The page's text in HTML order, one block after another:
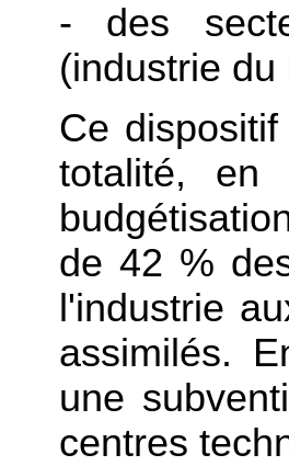
- des
(industrie
Ce
totalité, en
de 42 %
l'industrie
assimilés.
une
centres